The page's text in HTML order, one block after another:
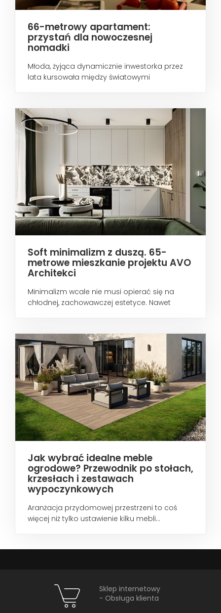
66-metrowy apartament:
przystań dla nowoczesnej
nomadki
Młoda, żyjąca dynamicznie inwestorka przez
lata kursowała między światowymi
Soft minimalizm z duszą. 65-
metrowe mieszkanie projektu AVO
Architekci
Minimalizm wcale nie musi opierać się na
chłodnej, zachowawczej estetyce. Nawet
Jak wybrać idealne meble
ogrodowe? Przewodnik po stołach,
krzesłach i zestawach
wypoczynkowych
Aranżacja przydomowej przestrzeni to coś
więcej niż tylko ustawienie kilku mebli...
Sklep internetowy
- Obsługa klienta